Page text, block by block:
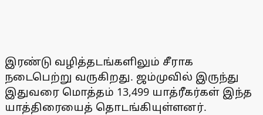
இரண்டு வழித்தடங்களிலும் சீராக
நடைபெற்று வருகிறது. ஜம்முவில் இருந்து
இதுவரை மொத்தம் 13,499 யாத்ரீகர்கள் இந்த
யாத்திரையைத் தொடங்கியுள்ளனர்.